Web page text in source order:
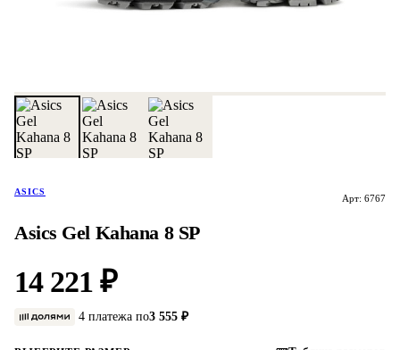
ASICS
Арт: 6767
Asics Gel Kahana 8 SP
14 221 ₽
4 платежа по3 555 ₽